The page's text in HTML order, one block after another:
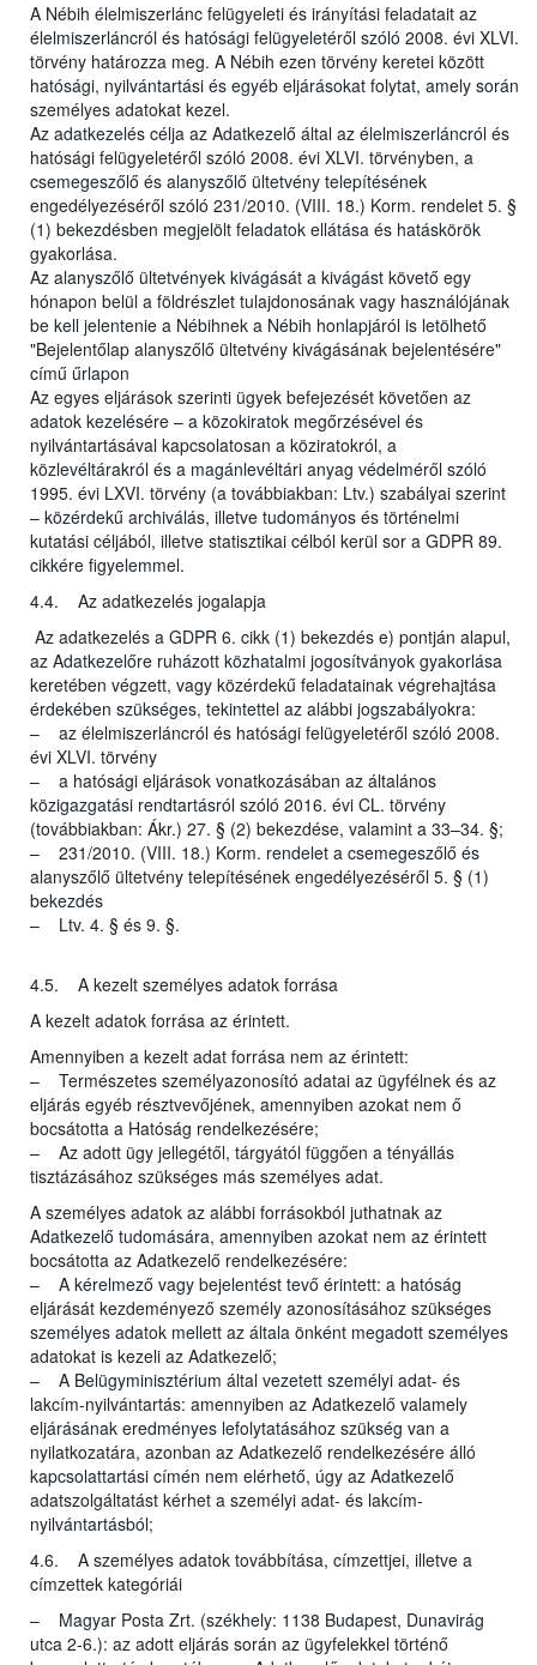
A Nébih élelmiszerlánc felügyeleti és irányítási feladatait az
élelmiszerláncról és hatósági felügyeletéről szóló 2008. évi XLVI.
törvény határozza meg. A Nébih ezen törvény keretei között
hatósági, nyilvántartási és egyéb eljárásokat folytat, amely során
személyes adatokat kezel.
Az adatkezelés célja az Adatkezelő által az élelmiszerláncról és
hatósági felügyeletéről szóló 2008. évi XLVI. törvényben, a
csemegeszőlő és alanyszőlő ültetvény telepítésének
engedélyezéséről szóló 231/2010. (VIII. 18.) Korm. rendelet 5. §
(1) bekezdésben megjelölt feladatok ellátása és hatáskörök
gyakorlása.
Az alanyszőlő ültetvények kivágását a kivágást követő egy
hónapon belül a földrészlet tulajdonosának vagy használójának
be kell jelentenie a Nébihnek a Nébih honlapjáról is letölhető
"Bejelentőlap alanyszőlő ültetvény kivágásának bejelentésére"
című űrlapon
Az egyes eljárások szerinti ügyek befejezését követően az
adatok kezelésére – a közokiratok megőrzésével és
nyilvántartásával kapcsolatosan a köziratokról, a
közlevéltárakról és a magánlevéltári anyag védelméről szóló
1995. évi LXVI. törvény (a továbbiakban: Ltv.) szabályai szerint
– közérdekű archiválás, illetve tudományos és történelmi
kutatási céljából, illetve statisztikai célból kerül sor a GDPR 89.
cikkére figyelemmel.
4.4. Az adatkezelés jogalapja
Az adatkezelés a GDPR 6. cikk (1) bekezdés e) pontján alapul,
az Adatkezelőre ruházott közhatalmi jogosítványok gyakorlása
keretében végzett, vagy közérdekű feladatainak végrehajtása
érdekében szükséges, tekintettel az alábbi jogszabályokra:
– az élelmiszerláncról és hatósági felügyeletéről szóló 2008.
évi XLVI. törvény
– a hatósági eljárások vonatkozásában az általános
közigazgatási rendtartásról szóló 2016. évi CL. törvény
(továbbiakban: Ákr.) 27. § (2) bekezdése, valamint a 33–34. §;
– 231/2010. (VIII. 18.) Korm. rendelet a csemegeszőlő és
alanyszőlő ültetvény telepítésének engedélyezéséről 5. § (1)
bekezdés
– Ltv. 4. § és 9. §.
4.5. A kezelt személyes adatok forrása
A kezelt adatok forrása az érintett.
Amennyiben a kezelt adat forrása nem az érintett:
– Természetes személyazonosító adatai az ügyfélnek és az
eljárás egyéb résztvevőjének, amennyiben azokat nem ő
bocsátotta a Hatóság rendelkezésére;
– Az adott ügy jellegétől, tárgyától függően a tényállás
tisztázásához szükséges más személyes adat.
A személyes adatok az alábbi forrásokból juthatnak az
Adatkezelő tudomására, amennyiben azokat nem az érintett
bocsátotta az Adatkezelő rendelkezésére:
– A kérelmező vagy bejelentést tevő érintett: a hatóság
eljárását kezdeményező személy azonosításához szükséges
személyes adatok mellett az általa önként megadott személyes
adatokat is kezeli az Adatkezelő;
– A Belügyminisztérium által vezetett személyi adat- és
lakcím-nyilvántartás: amennyiben az Adatkezelő valamely
eljárásának eredményes lefolytatásához szükség van a
nyilatkozatára, azonban az Adatkezelő rendelkezésére álló
kapcsolattartási címén nem elérhető, úgy az Adatkezelő
adatszolgáltatást kérhet a személyi adat- és lakcím-
nyilvántartásból;
4.6. A személyes adatok továbbítása, címzettjei, illetve a
címzettek kategóriái
– Magyar Posta Zrt. (székhely: 1138 Budapest, Dunavirág
utca 2-6.): az adott eljárás során az ügyfelekkel történő